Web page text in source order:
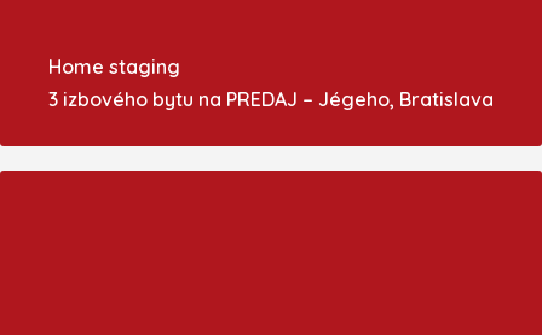
Home staging
3 izbového bytu na PREDAJ – Jégeho, Bratislava